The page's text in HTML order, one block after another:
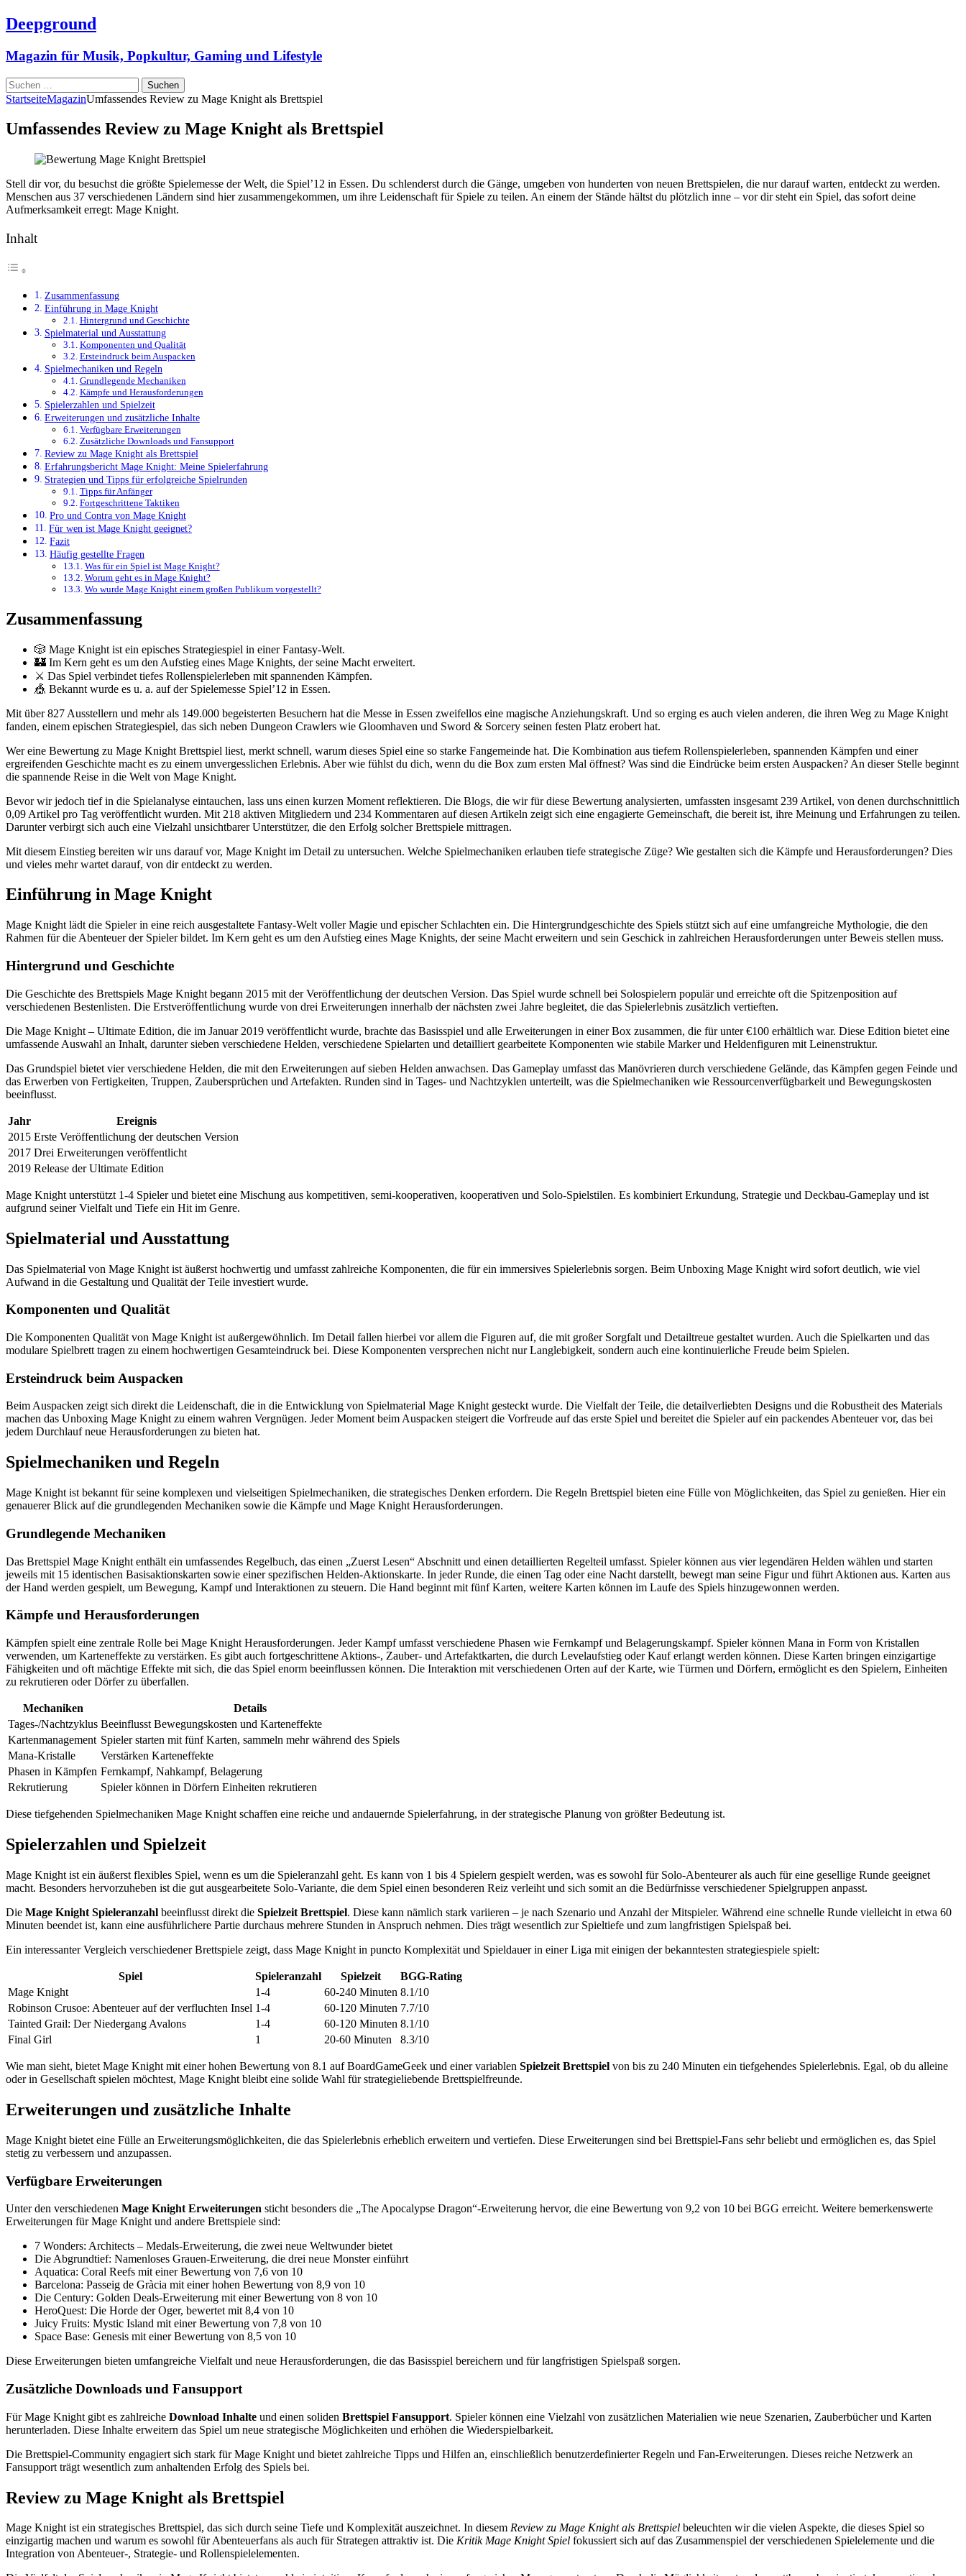
Deepground
Magazin für Musik, Popkultur, Gaming und Lifestyle
Suchen
nach:
StartseiteMagazinUmfassendes Review zu Mage Knight als Brettspiel
Umfassendes Review zu Mage Knight als Brettspiel
Stell dir vor, du besuchst die größte Spielemesse der Welt, die Spiel’12 in Essen. Du schlenderst durch die Gänge, umgeben von hunderten von neuen Brettspielen, die nur darauf warten, entdeckt zu werden.
Menschen aus 37 verschiedenen Ländern sind hier zusammengekommen, um ihre Leidenschaft für Spiele zu teilen. An einem der Stände hältst du plötzlich inne – vor dir steht ein Spiel, das sofort deine
Aufmerksamkeit erregt: Mage Knight.
Inhalt
Zusammenfassung
Einführung in Mage Knight
Hintergrund und Geschichte
Spielmaterial und Ausstattung
Komponenten und Qualität
Ersteindruck beim Auspacken
Spielmechaniken und Regeln
Grundlegende Mechaniken
Kämpfe und Herausforderungen
Spielerzahlen und Spielzeit
Erweiterungen und zusätzliche Inhalte
Verfügbare Erweiterungen
Zusätzliche Downloads und Fansupport
Review zu Mage Knight als Brettspiel
Erfahrungsbericht Mage Knight: Meine Spielerfahrung
Strategien und Tipps für erfolgreiche Spielrunden
Tipps für Anfänger
Fortgeschrittene Taktiken
Pro und Contra von Mage Knight
Für wen ist Mage Knight geeignet?
Fazit
Häufig gestellte Fragen
Was für ein Spiel ist Mage Knight?
Worum geht es in Mage Knight?
Wo wurde Mage Knight einem großen Publikum vorgestellt?
Zusammenfassung
🎲 Mage Knight ist ein episches Strategiespiel in einer Fantasy-Welt.
🏰 Im Kern geht es um den Aufstieg eines Mage Knights, der seine Macht erweitert.
⚔️ Das Spiel verbindet tiefes Rollenspielerleben mit spannenden Kämpfen.
🎪 Bekannt wurde es u. a. auf der Spielemesse Spiel’12 in Essen.
Mit über 827 Ausstellern und mehr als 149.000 begeisterten Besuchern hat die Messe in Essen zweifellos eine magische Anziehungskraft. Und so erging es auch vielen anderen, die ihren Weg zu Mage Knight
fanden, einem epischen Strategiespiel, das sich neben Dungeon Crawlers wie Gloomhaven und Sword & Sorcery seinen festen Platz erobert hat.
Wer eine Bewertung zu Mage Knight Brettspiel liest, merkt schnell, warum dieses Spiel eine so starke Fangemeinde hat. Die Kombination aus tiefem Rollenspielerleben, spannenden Kämpfen und einer
ergreifenden Geschichte macht es zu einem unvergesslichen Erlebnis. Aber wie fühlst du dich, wenn du die Box zum ersten Mal öffnest? Was sind die Eindrücke beim ersten Auspacken? An dieser Stelle beginnt
die spannende Reise in die Welt von Mage Knight.
Bevor wir jedoch tief in die Spielanalyse eintauchen, lass uns einen kurzen Moment reflektieren. Die Blogs, die wir für diese Bewertung analysierten, umfassten insgesamt 239 Artikel, von denen durchschnittlich
0,09 Artikel pro Tag veröffentlicht wurden. Mit 218 aktiven Mitgliedern und 234 Kommentaren auf diesen Artikeln zeigt sich eine engagierte Gemeinschaft, die bereit ist, ihre Meinung und Erfahrungen zu teilen.
Darunter verbirgt sich auch eine Vielzahl unsichtbarer Unterstützer, die den Erfolg solcher Brettspiele mittragen.
Mit diesem Einstieg bereiten wir uns darauf vor, Mage Knight im Detail zu untersuchen. Welche Spielmechaniken erlauben tiefe strategische Züge? Wie gestalten sich die Kämpfe und Herausforderungen? Dies
und vieles mehr wartet darauf, von dir entdeckt zu werden.
Einführung in Mage Knight
Mage Knight lädt die Spieler in eine reich ausgestaltete Fantasy-Welt voller Magie und epischer Schlachten ein. Die Hintergrundgeschichte des Spiels stützt sich auf eine umfangreiche Mythologie, die den
Rahmen für die Abenteuer der Spieler bildet. Im Kern geht es um den Aufstieg eines Mage Knights, der seine Macht erweitern und sein Geschick in zahlreichen Herausforderungen unter Beweis stellen muss.
Hintergrund und Geschichte
Die Geschichte des Brettspiels Mage Knight begann 2015 mit der Veröffentlichung der deutschen Version. Das Spiel wurde schnell bei Solospielern populär und erreichte oft die Spitzenposition auf
verschiedenen Bestenlisten. Die Erstveröffentlichung wurde von drei Erweiterungen innerhalb der nächsten zwei Jahre begleitet, die das Spielerlebnis zusätzlich vertieften.
Die Mage Knight – Ultimate Edition, die im Januar 2019 veröffentlicht wurde, brachte das Basisspiel und alle Erweiterungen in einer Box zusammen, die für unter €100 erhältlich war. Diese Edition bietet eine
umfassende Auswahl an Inhalt, darunter sieben verschiedene Helden, verschiedene Spielarten und detailliert gearbeitete Komponenten wie stabile Marker und Heldenfiguren mit Leinenstruktur.
Das Grundspiel bietet vier verschiedene Helden, die mit den Erweiterungen auf sieben Helden anwachsen. Das Gameplay umfasst das Manövrieren durch verschiedene Gelände, das Kämpfen gegen Feinde und
das Erwerben von Fertigkeiten, Truppen, Zaubersprüchen und Artefakten. Runden sind in Tages- und Nachtzyklen unterteilt, was die Spielmechaniken wie Ressourcenverfügbarkeit und Bewegungskosten
beeinflusst.
Jahr
Ereignis
2015 Erste Veröffentlichung der deutschen Version
2017 Drei Erweiterungen veröffentlicht
2019 Release der Ultimate Edition
Mage Knight unterstützt 1-4 Spieler und bietet eine Mischung aus kompetitiven, semi-kooperativen, kooperativen und Solo-Spielstilen. Es kombiniert Erkundung, Strategie und Deckbau-Gameplay und ist
aufgrund seiner Vielfalt und Tiefe ein Hit im Genre.
Spielmaterial und Ausstattung
Das Spielmaterial von Mage Knight ist äußerst hochwertig und umfasst zahlreiche Komponenten, die für ein immersives Spielerlebnis sorgen. Beim Unboxing Mage Knight wird sofort deutlich, wie viel
Aufwand in die Gestaltung und Qualität der Teile investiert wurde.
Komponenten und Qualität
Die Komponenten Qualität von Mage Knight ist außergewöhnlich. Im Detail fallen hierbei vor allem die Figuren auf, die mit großer Sorgfalt und Detailtreue gestaltet wurden. Auch die Spielkarten und das
modulare Spielbrett tragen zu einem hochwertigen Gesamteindruck bei. Diese Komponenten versprechen nicht nur Langlebigkeit, sondern auch eine kontinuierliche Freude beim Spielen.
Ersteindruck beim Auspacken
Beim Auspacken zeigt sich direkt die Leidenschaft, die in die Entwicklung von Spielmaterial Mage Knight gesteckt wurde. Die Vielfalt der Teile, die detailverliebten Designs und die Robustheit des Materials
machen das Unboxing Mage Knight zu einem wahren Vergnügen. Jeder Moment beim Auspacken steigert die Vorfreude auf das erste Spiel und bereitet die Spieler auf ein packendes Abenteuer vor, das bei
jedem Durchlauf neue Herausforderungen zu bieten hat.
Spielmechaniken und Regeln
Mage Knight ist bekannt für seine komplexen und vielseitigen Spielmechaniken, die strategisches Denken erfordern. Die Regeln Brettspiel bieten eine Fülle von Möglichkeiten, das Spiel zu genießen. Hier ein
genauerer Blick auf die grundlegenden Mechaniken sowie die Kämpfe und Mage Knight Herausforderungen.
Grundlegende Mechaniken
Das Brettspiel Mage Knight enthält ein umfassendes Regelbuch, das einen „Zuerst Lesen“ Abschnitt und einen detaillierten Regelteil umfasst. Spieler können aus vier legendären Helden wählen und starten
jeweils mit 15 identischen Basisaktionskarten sowie einer spezifischen Helden-Aktionskarte. In jeder Runde, die einen Tag oder eine Nacht darstellt, bewegt man seine Figur und führt Aktionen aus. Karten aus
der Hand werden gespielt, um Bewegung, Kampf und Interaktionen zu steuern. Die Hand beginnt mit fünf Karten, weitere Karten können im Laufe des Spiels hinzugewonnen werden.
Kämpfe und Herausforderungen
Kämpfen spielt eine zentrale Rolle bei Mage Knight Herausforderungen. Jeder Kampf umfasst verschiedene Phasen wie Fernkampf und Belagerungskampf. Spieler können Mana in Form von Kristallen
verwenden, um Karteneffekte zu verstärken. Es gibt auch fortgeschrittene Aktions-, Zauber- und Artefaktkarten, die durch Levelaufstieg oder Kauf erlangt werden können. Diese Karten bringen einzigartige
Fähigkeiten und oft mächtige Effekte mit sich, die das Spiel enorm beeinflussen können. Die Interaktion mit verschiedenen Orten auf der Karte, wie Türmen und Dörfern, ermöglicht es den Spielern, Einheiten
zu rekrutieren oder Dörfer zu überfallen.
Mechaniken
Details
Tages-/Nachtzyklus Beeinflusst Bewegungskosten und Karteneffekte
Kartenmanagement Spieler starten mit fünf Karten, sammeln mehr während des Spiels
Mana-Kristalle
Verstärken Karteneffekte
Phasen in Kämpfen Fernkampf, Nahkampf, Belagerung
Rekrutierung
Spieler können in Dörfern Einheiten rekrutieren
Diese tiefgehenden Spielmechaniken Mage Knight schaffen eine reiche und andauernde Spielerfahrung, in der strategische Planung von größter Bedeutung ist.
Spielerzahlen und Spielzeit
Mage Knight ist ein äußerst flexibles Spiel, wenn es um die Spieleranzahl geht. Es kann von 1 bis 4 Spielern gespielt werden, was es sowohl für Solo-Abenteurer als auch für eine gesellige Runde geeignet
macht. Besonders hervorzuheben ist die gut ausgearbeitete Solo-Variante, die dem Spiel einen besonderen Reiz verleiht und sich somit an die Bedürfnisse verschiedener Spielgruppen anpasst.
Die Mage Knight Spieleranzahl beeinflusst direkt die Spielzeit Brettspiel. Diese kann nämlich stark variieren – je nach Szenario und Anzahl der Mitspieler. Während eine schnelle Runde vielleicht in etwa 60
Minuten beendet ist, kann eine ausführlichere Partie durchaus mehrere Stunden in Anspruch nehmen. Dies trägt wesentlich zur Spieltiefe und zum langfristigen Spielspaß bei.
Ein interessanter Vergleich verschiedener Brettspiele zeigt, dass Mage Knight in puncto Komplexität und Spieldauer in einer Liga mit einigen der bekanntesten strategiespiele spielt:
Spiel Spieleranzahl Spielzeit
BGG-Rating
Mage Knight
1-4 60-240 Minuten 8.1/10
Robinson Crusoe: Abenteuer auf der verfluchten Insel 1-4 60-120 Minuten 7.7/10
Tainted Grail: Der Niedergang Avalons
1-4 60-120 Minuten 8.1/10
Final Girl
1 20-60 Minuten 8.3/10
Wie man sieht, bietet Mage Knight mit einer hohen Bewertung von 8.1 auf BoardGameGeek und einer variablen Spielzeit Brettspiel von bis zu 240 Minuten ein tiefgehendes Spielerlebnis. Egal, ob du alleine
oder in Gesellschaft spielen möchtest, Mage Knight bleibt eine solide Wahl für strategieliebende Brettspielfreunde.
Erweiterungen und zusätzliche Inhalte
Mage Knight bietet eine Fülle an Erweiterungsmöglichkeiten, die das Spielerlebnis erheblich erweitern und vertiefen. Diese Erweiterungen sind bei Brettspiel-Fans sehr beliebt und ermöglichen es, das Spiel
stetig zu verbessern und anzupassen.
Verfügbare Erweiterungen
Unter den verschiedenen Mage Knight Erweiterungen sticht besonders die „The Apocalypse Dragon“-Erweiterung hervor, die eine Bewertung von 9,2 von 10 bei BGG erreicht. Weitere bemerkenswerte
Erweiterungen für Mage Knight und andere Brettspiele sind:
7 Wonders: Architects – Medals-Erweiterung, die zwei neue Weltwunder bietet
Die Abgrundtief: Namenloses Grauen-Erweiterung, die drei neue Monster einführt
Aquatica: Coral Reefs mit einer Bewertung von 7,6 von 10
Barcelona: Passeig de Gràcia mit einer hohen Bewertung von 8,9 von 10
Die Century: Golden Deals-Erweiterung mit einer Bewertung von 8 von 10
HeroQuest: Die Horde der Oger, bewertet mit 8,4 von 10
Juicy Fruits: Mystic Island mit einer Bewertung von 7,8 von 10
Space Base: Genesis mit einer Bewertung von 8,5 von 10
Diese Erweiterungen bieten umfangreiche Vielfalt und neue Herausforderungen, die das Basisspiel bereichern und für langfristigen Spielspaß sorgen.
Zusätzliche Downloads und Fansupport
Für Mage Knight gibt es zahlreiche Download Inhalte und einen soliden Brettspiel Fansupport. Spieler können eine Vielzahl von zusätzlichen Materialien wie neue Szenarien, Zauberbücher und Karten
herunterladen. Diese Inhalte erweitern das Spiel um neue strategische Möglichkeiten und erhöhen die Wiederspielbarkeit.
Die Brettspiel-Community engagiert sich stark für Mage Knight und bietet zahlreiche Tipps und Hilfen an, einschließlich benutzerdefinierter Regeln und Fan-Erweiterungen. Dieses reiche Netzwerk an
Fansupport trägt wesentlich zum anhaltenden Erfolg des Spiels bei.
Review zu Mage Knight als Brettspiel
Mage Knight ist ein strategisches Brettspiel, das sich durch seine Tiefe und Komplexität auszeichnet. In diesem Review zu Mage Knight als Brettspiel beleuchten wir die vielen Aspekte, die dieses Spiel so
einzigartig machen und warum es sowohl für Abenteuerfans als auch für Strategen attraktiv ist. Die Kritik Mage Knight Spiel fokussiert sich auf das Zusammenspiel der verschiedenen Spielelemente und die
Integration von Abenteuer-, Strategie- und Rollenspielelementen.